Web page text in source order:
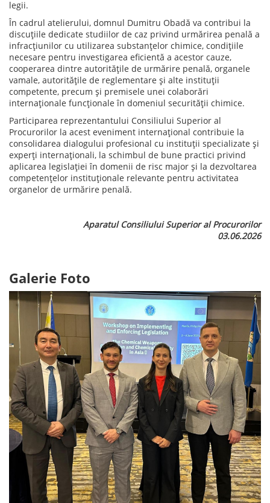
legii.
În cadrul atelierului, domnul Dumitru Obadă va contribui la
discuțiile dedicate studiilor de caz privind urmărirea penală a
infracțiunilor cu utilizarea substanțelor chimice, condițiile
necesare pentru investigarea eficientă a acestor cauze,
cooperarea dintre autoritățile de urmărire penală, organele
vamale, autoritățile de reglementare și alte instituții
competente, precum și premisele unei colaborări
internaționale funcționale în domeniul securității chimice.
Participarea reprezentantului Consiliului Superior al
Procurorilor la acest eveniment internațional contribuie la
consolidarea dialogului profesional cu instituții specializate și
experți internaționali, la schimbul de bune practici privind
aplicarea legislației în domenii de risc major și la dezvoltarea
competențelor instituționale relevante pentru activitatea
organelor de urmărire penală.
Aparatul Consiliului Superior al Procurorilor
03.06.2026
Galerie Foto